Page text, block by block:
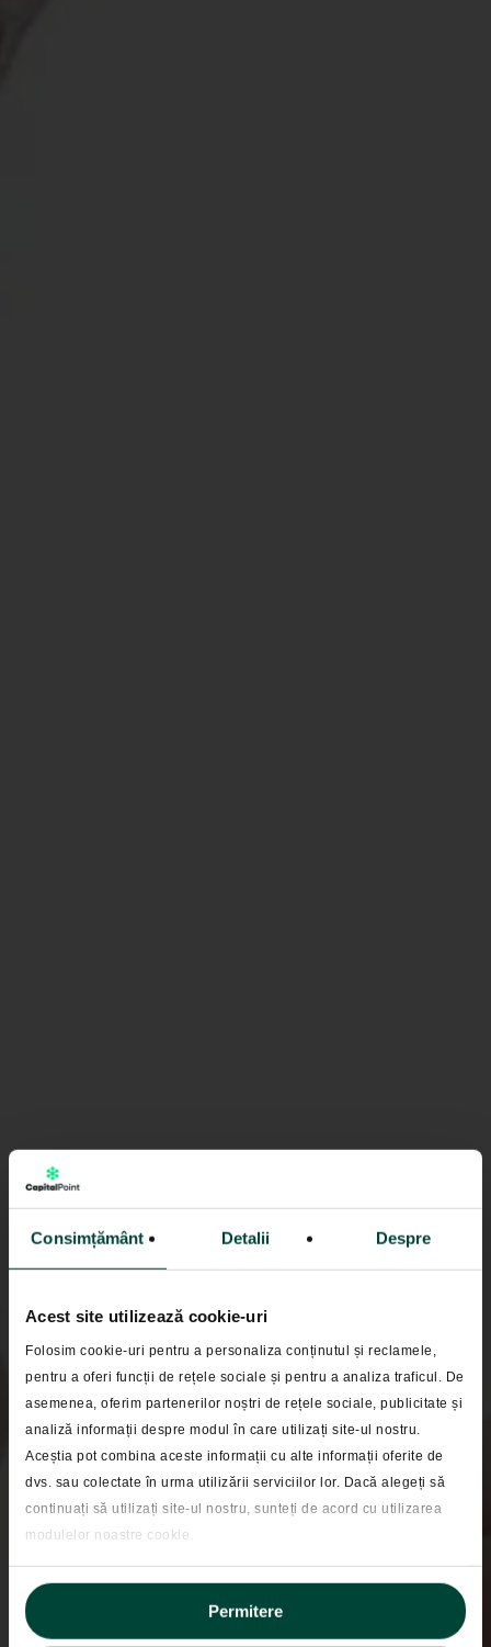
Consimțământ Detalii Despre
Acest site utilizează cookie-uri
Folosim cookie-uri pentru a personaliza conținutul și reclamele,
pentru a oferi funcții de rețele sociale și pentru a analiza traficul. De
asemenea, oferim partenerilor noștri de rețele sociale, publicitate și
analiză informații despre modul în care utilizați site-ul nostru.
Aceștia pot combina aceste informații cu alte informații oferite de
dvs. sau colectate în urma utilizării serviciilor lor. Dacă alegeți să
continuați să utilizați site-ul nostru, sunteți de acord cu utilizarea
modulelor noastre cookie.
Permitere
In presa
SAI Capital Point
anunta lansarea unui
nou website ȋn relaţia
cu investitorii săi